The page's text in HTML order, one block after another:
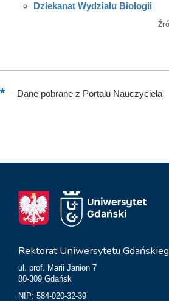
Dziekanat Wydziału Biologii
–Dane pobrane z Portalu Nauczyciela
Rektorat Uniwersytetu
ul. prof. Marii Janion 7
80-309 Gdańsk
NIP: 584-020-32-39